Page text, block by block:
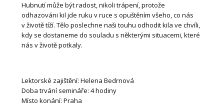
Hubnutí může být radost, nikoli trápení, protože
odhazováni kil jde ruku v ruce s opuštěním všeho, co nás
v životě tíží. Tělo poslechne naši touhu odhodit kila ve chvíli,
kdy se dostaneme do souladu s některými situacemi, které
nás v životě potkaly.
Lektorské zajištění: Helena Bedrnová
Doba trvání semináře: 4 hodiny
Místo konání: Praha